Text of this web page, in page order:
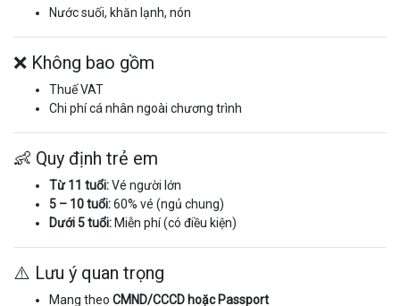
Nước suối, khăn lạnh, nón
❌ Không bao gồm
Thuế VAT
Chi phí cá nhân ngoài chương trình
👶 Quy định trẻ em
Từ 11 tuổi:Vé người lớn
5 – 10 tuổi:60% vé (ngủ chung)
Dưới 5 tuổi: Miễn phí (có điều kiện)
⚠️ Lưu ý quan trọng
Mang theo CMND/CCCD hoặc Passport